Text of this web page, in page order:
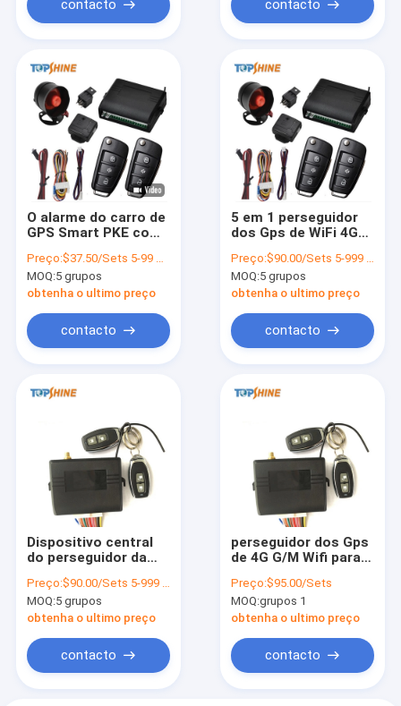
contacto contacto
O alarme do carro de
GPS Smart PKE com
sirene do sistema da
fechadura da porta
indica claro
Preço:$37.50/Sets 5-99 Sets
MOQ:5 grupos
obtenha o ultimo preço
contacto
5 em 1 perseguidor
dos Gps de WiFi 4G
Live Audio Car Alarm
Preço:$90.00/Sets 5-999 Sets
MOQ:5 grupos
obtenha o ultimo preço
contacto
Dispositivo central
do perseguidor da
alarme do carro do
fechamento com
sistema de vigilância
Preço:$90.00/Sets 5-999 Sets
MOQ:5 grupos
obtenha o ultimo preço
contacto
perseguidor dos Gps
de 4G G/M Wifi para o
motocicleta do carro
que segue o
dispositivo
Preço:$95.00/Sets
MOQ:grupos 1
obtenha o ultimo preço
contacto